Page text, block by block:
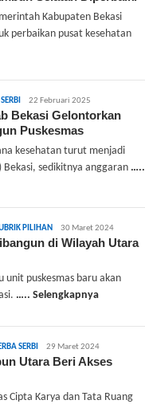
Kabupaten Bekasi
perbaikan pusat kesehatan
admin
22 Februari 2025
Bekasi Gelontorkan
Puskesmas
kesehatan turut menjadi
sedikitnya anggaran …..
PILIHAN admin
30 Maret 2024
di Wilayah Utara
unit puskesmas baru akan
….. Selengkapnya
SERBI admin
29 Maret 2024
Utara Beri Akses
Cipta Karya dan Tata Ruang